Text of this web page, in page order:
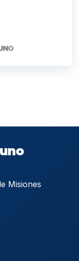
Misiones